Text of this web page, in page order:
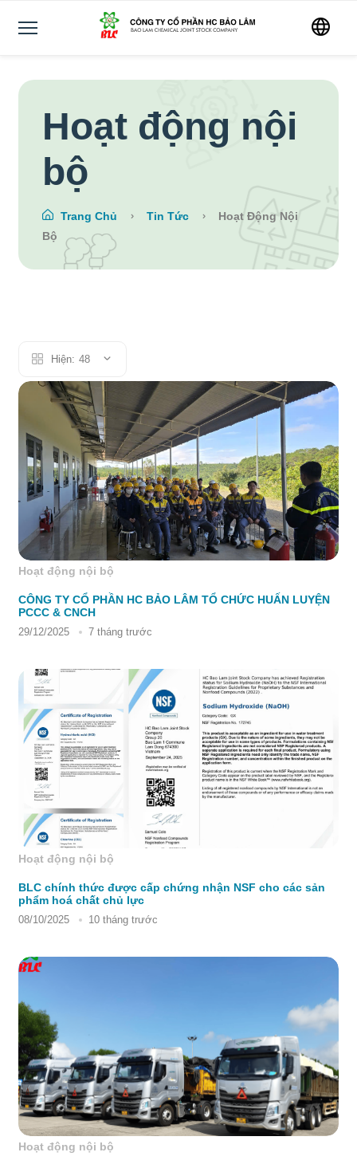
Hoạt động nội
bộ
Trang Chủ Tin Tức
Hoạt Động Nội
Bộ
Hiện: 48
Hoạt động nội bộ
CÔNG TY CỔ PHẦN HC BẢO LÂM TỔ CHỨC HUẤN LUYỆN
PCCC & CNCH
29/12/2025 7 tháng trước
Hoạt động nội bộ
BLC chính thức được cấp chứng nhận NSF cho các sản
phẩm hoá chất chủ lực
08/10/2025 10 tháng trước
Hoạt động nội bộ